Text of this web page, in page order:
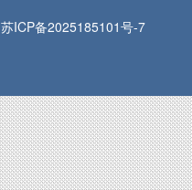
苏ICP备2025185101号-7